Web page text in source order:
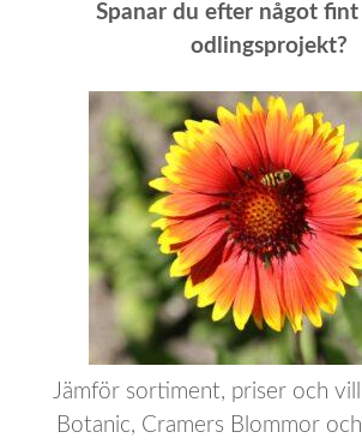
Spanar du efter något
odlingsprojekt?
Jämför sortiment, priser och
Botanic, Cramers Blommor